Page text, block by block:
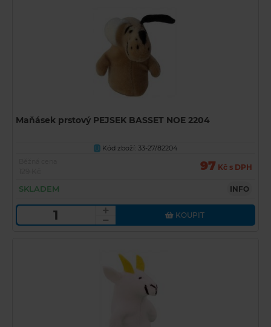
Maňásek prstový PEJSEK BASSET NOE 2204
U
Kód zboží: 33-27/82204
97 Kč s DPH
SKLADEM INFO
KOUPIT